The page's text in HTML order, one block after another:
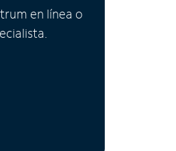
en línea o